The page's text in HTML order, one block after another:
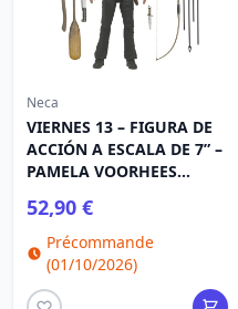
Neca
VIERNES 13 – FIGURA DE
ACCIÓN A ESCALA DE 7” –
PAMELA VOORHEES
52,90 €
Précommande
(01/10/2026)